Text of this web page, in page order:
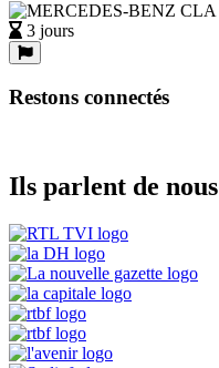
3 jours
Restons connectés
Ils parlent de nous